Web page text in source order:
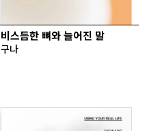
비스듬한 뼈와 늘어진 말
구나